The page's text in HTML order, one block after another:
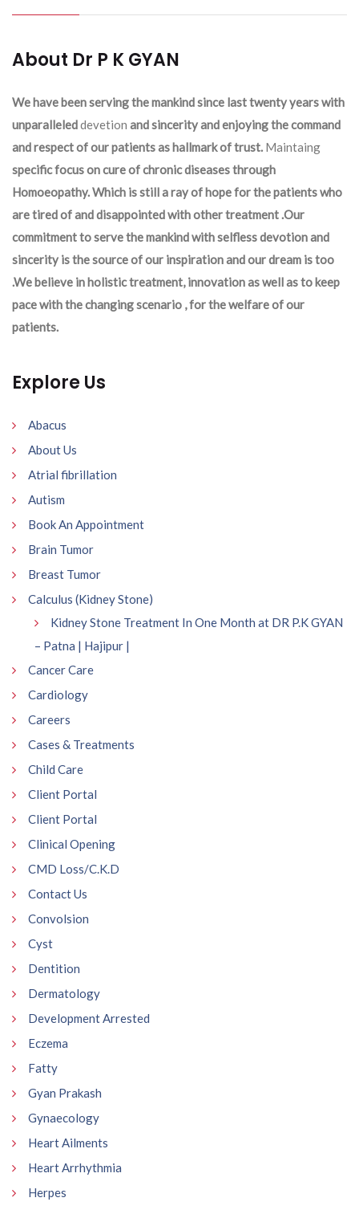
About Dr P K GYAN
We have been serving the mankind since last twenty years with
unparalleleddevetion and sincerity and enjoying the command
and respect of our patients as hallmark of trust. Maintaing
specific focus on cure of chronic diseases through
Homoeopathy. Which is still a ray of hope for the patients who
are tired of and disappointed with other treatment .Our
commitment to serve the mankind with selfless devotion and
sincerity is the source of our inspiration and our dream is too
.We believe in holistic treatment, innovation as well as to keep
pace with the changing scenario , for the welfare of our
patients.
Explore Us
Abacus
About Us
Atrial fibrillation
Autism
Book An Appointment
Brain Tumor
Breast Tumor
Calculus (Kidney Stone)
Kidney Stone Treatment In One Month at DR P.K GYAN
– Patna | Hajipur |
Cancer Care
Cardiology
Careers
Cases & Treatments
Child Care
Client Portal
Client Portal
Clinical Opening
CMD Loss/C.K.D
Contact Us
Convolsion
Cyst
Dentition
Dermatology
Development Arrested
Eczema
Fatty
Gyan Prakash
Gynaecology
Heart Ailments
Heart Arrhythmia
Herpes